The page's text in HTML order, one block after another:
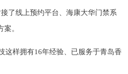
了线上预约平台、海康大华门禁系
。
这样拥有16年经验、已服务于青岛香